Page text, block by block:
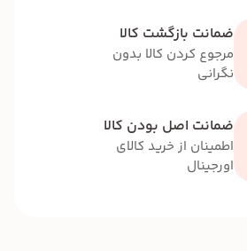
ضمانت بازگشت کالا
مرجوع کردن کالا بدون
نگرانی
ضمانت اصل بودن کالا
اطمینان از خرید کالای
اورجینال